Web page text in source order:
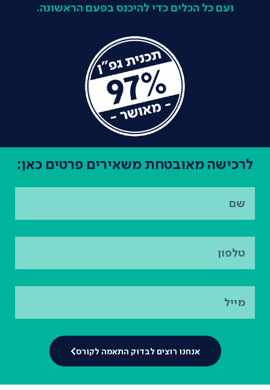
ועם כל הכלים כדי להיכנס בפעם הראשונה.
לרכישה מאובטחת משאירים פרטים כאן:
אנחנו רוצים לבדוק התאמה לקורס